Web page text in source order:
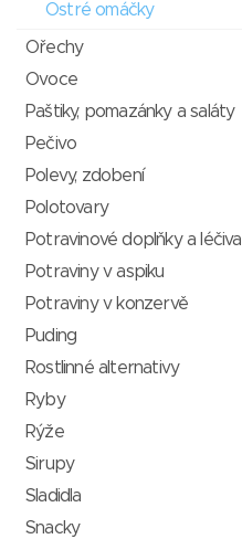
Ostré omáčky
Ořechy
Ovoce
Paštiky, pomazánky a saláty
Pečivo
Polevy, zdobení
Polotovary
Potravinové doplňky a léčiva
Potraviny v aspiku
Potraviny v konzervě
Puding
Rostlinné alternativy
Ryby
Rýže
Sirupy
Sladidla
Snacky